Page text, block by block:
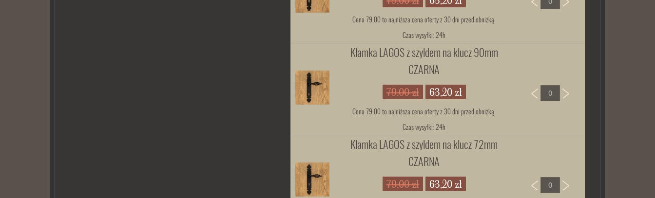
Cena 79,00 to najniższa cena oferty z 30 dni przed obniżką.
Czas wysyłki: 24h
Klamka LAGOS z szyldem na klucz 90mm
CZARNA
79,00 zł 63,20 zł
Cena 79,00 to najniższa cena oferty z 30 dni przed obniżką.
Czas wysyłki: 24h
Klamka LAGOS z szyldem na klucz 72mm
CZARNA
79,00 zł 63,20 zł